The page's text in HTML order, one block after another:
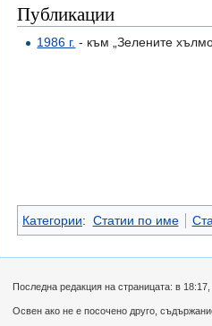
Публикации
1986 г. - към „Зелените
Категории: Статии по име
Последна редакция на страницата: в
Освен ако не е посочено друго,